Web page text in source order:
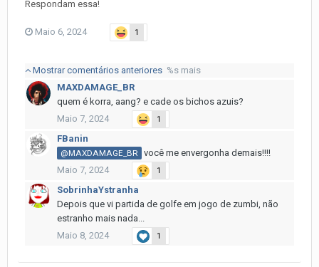
Respondam essa!
Maio 6, 2024 1
Mostrar comentários anteriores %s mais
MAXDAMAGE_BR
quem é korra, aang? e cade os bichos azuis?
Maio 7, 2024
1
FBanin
@MAXDAMAGE_BR
você me envergonha demais!!!!
Maio 7, 2024
1
SobrinhaYstranha
Depois que vi partida de golfe em jogo de zumbi, não
estranho mais nada...
Maio 8, 2024
1